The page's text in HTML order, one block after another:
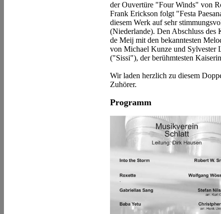
der Ouvertüre "Four Winds" von
Frank Erickson folgt "Festa
diesem Werk auf sehr
(Niederlande). Den Abschluss des
de Meij mit den bekanntesten
von Michael Kunze und Sylvester
("Sissi"), der berühmtesten
Wir laden herzlich zu diesem
Zuhörer.
Programm